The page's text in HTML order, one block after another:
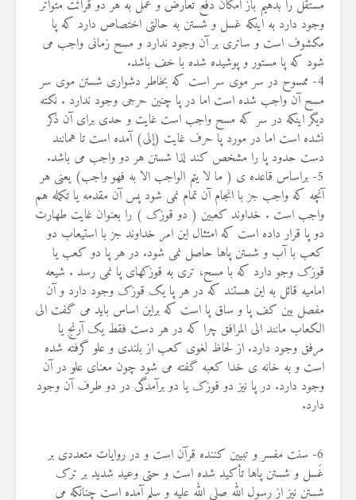
مستقل را بدهیم باز امکان دفع تعارض و عمل به هر دو قرائت متواتر
وجود دارد به اینکه غسل و شستن به حالتی اختصاص دارد که پا
مکشوف است و ساتری بر آن وجود ندارد و مسح زمانی واجب می
شود که پا مستور و پوشیده شده با خف باشد.
4- ممسوح در سر موی سر است که بخاطر دشواری شستن موی سر
مسح آن واجب شده است اما در پا چنین حرجی وجود ندارد . نکته
دیگر اینکه در سر که مسح واجب است غایت و حدی برای آن ذکر
نشده است اما در مورد پا حرف غایت (إلی) آمده است تا همانند
دست حدود پا را مشخص کند لذا شستن هر دو واجب می باشد.
5- براساس قاعده ی ( ما لا یتم الواجب الا به فهو واجب) یعنی هر
آنچه که واجب جز با انجام آن تمام نمی شود پس آن مقدمه یا تکمله هم
واجب است . خداوند کعبین ( دو قوزک ) را بعنوان غایت طهارت
دو پا قرار داده است که امتثال این امر خداوند جز با استیعاب دو
کعب با آب و شستن پاها حاصل نمی شود. در هر پا دو کعب یا
قوزک وجو دارد که با مسح، تری به قوزکهای پا نمی رسد . شیعه
امامیه قائل به این هستند که در هر پا یک قوزک وجود دارد و آن
مفصل بین کف پا و ساق پا است که براین اساس باید می گفت الی
الکعاب مانند الی المرافق چرا که در هر دست فقط یک آرنج یا
مرفق وجود دارد. از لحاظ لغوی کعب از بلندی و علو گرفته شده
است و به خانه ی خدا کعبه گفته می شود چون معنای علو در آن
وجود دارد. در پا نیز دو قوزک یا دو برآمدگی در دو طرف آن وجود
دارد.
6- سنت مفسر و تبیین کننده قرآن است و در روایات متعددی بر
غَسل و شستن پاها تأکید شده است و حتی وعید شدید بر ترک
شستن نیز از رسول الله صلی الله علیه و سلم آمده است چنانکه می